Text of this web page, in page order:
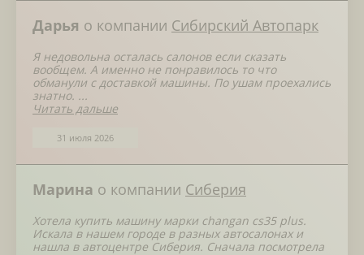
Дарья о компании Сибирский Автопарк
Я недовольна осталась салонов если сказать
вообщем. А именно не понравилось то что
обманули с доставкой машины. По ушам проехались
знатно. ...
Читать дальше
31 июля 2026
Марина о компании Сиберия
Хотела купить машину марки changan cs35 plus.
Искала в нашем городе в разных автосалонах и
нашла в автоцентре Сиберия. Сначала посмотрела